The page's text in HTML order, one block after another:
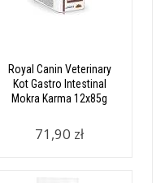
Royal Canin Veterinary
Kot Gastro Intestinal
Mokra Karma 12x85g
71,90 zł